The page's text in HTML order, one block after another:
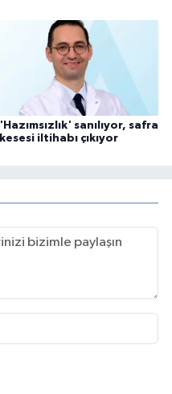
'Hazımsızlık' sanılıyor, safra
kesesi iltihabı çıkıyor